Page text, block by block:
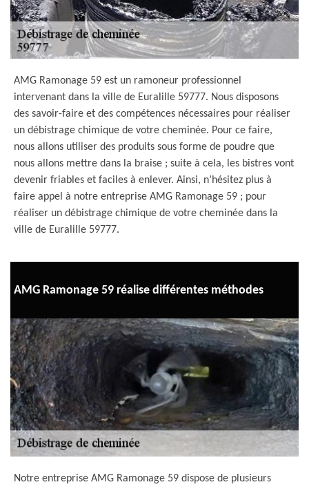
AMG Ramonage 59 est un ramoneur professionnel
intervenant dans la ville de Euralille 59777. Nous disposons
des savoir-faire et des compétences nécessaires pour réaliser
un débistrage chimique de votre cheminée. Pour ce faire,
nous allons utiliser des produits sous forme de poudre que
nous allons mettre dans la braise ; suite à cela, les bistres vont
devenir friables et faciles à enlever. Ainsi, n’hésitez plus à
faire appel à notre entreprise AMG Ramonage 59 ; pour
réaliser un débistrage chimique de votre cheminée dans la
ville de Euralille 59777.
AMG Ramonage 59 réalise différentes méthodes
Notre entreprise AMG Ramonage 59 dispose de plusieurs